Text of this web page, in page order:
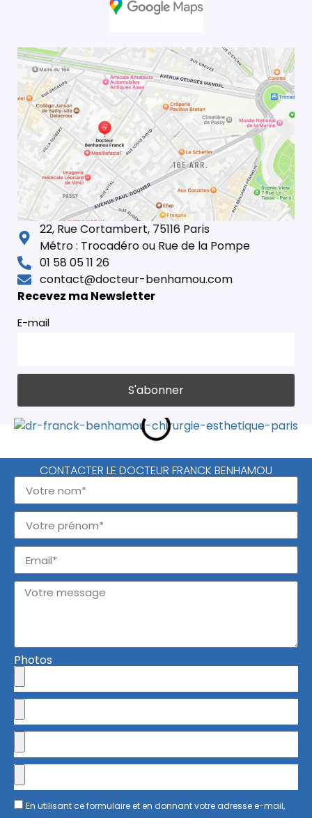
22, Rue Cortambert, 75116 Paris
Métro : Trocadéro ou Rue de la Pompe
01 58 05 11 26
contact@docteur-benhamou.com
Recevez ma Newsletter
E-mail
CONTACTER LE DOCTEUR FRANCK BENHAMOU
Photos
En utilisant ce formulaire et en donnant votre adresse e-mail,